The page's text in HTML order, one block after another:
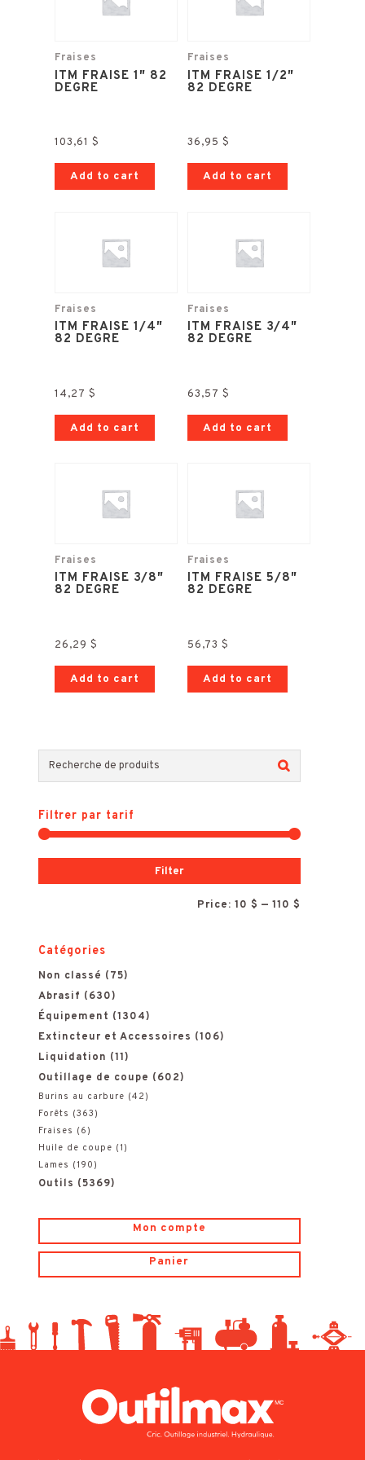
Fraises
ITM FRAISE 1″ 82
DEGRE
103,61 $
Add to cart
Fraises
ITM FRAISE 1/2″
82 DEGRE
36,95$
Add to cart
Fraises
ITM FRAISE 1/4″
82 DEGRE
14,27 $
Add to cart
Fraises
ITM FRAISE 3/4″
82 DEGRE
63,57$
Add to cart
Fraises
ITM FRAISE 3/8″
82 DEGRE
26,29 $
Add to cart
Fraises
ITM FRAISE 5/8″
82 DEGRE
56,73$
Add to cart
c
e
h
e
o
u
r
:
Filtrer par tarif
Filter
Price: 10 $ — 110 $
Catégories
Non classé (75)
Abrasif (630)
Équipement (1304)
Extincteur et Accessoires (106)
Liquidation (11)
Outillage de coupe (602)
Burins au carbure (42)
Forêts (363)
Fraises (6)
Huile de coupe (1)
Lames (190)
Outils (5369)
Mon compte
Panier